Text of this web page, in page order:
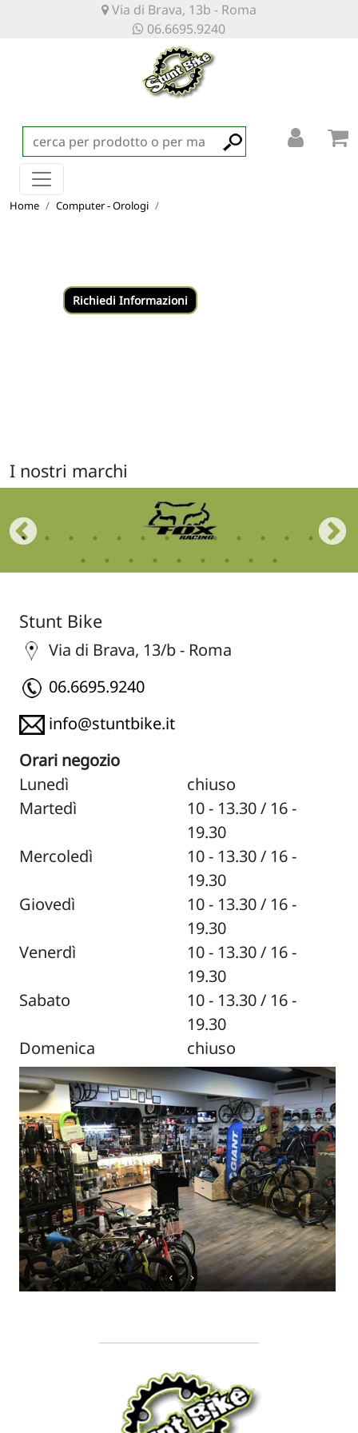
Via di Brava, 13b - Roma
06.6695.9240
Home Computer - Orologi
I nostri marchi
Stunt Bike
Via di Brava, 13/b - Roma
06.6695.9240
info@stuntbike.it
Orari negozio
Lunedì
chiuso
Martedì
10 - 13.30 / 16 -
19.30
Mercoledì
10 - 13.30 / 16 -
19.30
Giovedì
10 - 13.30 / 16 -
19.30
Venerdì
10 - 13.30 / 16 -
19.30
Sabato
10 - 13.30 / 16 -
19.30
Domenica
chiuso